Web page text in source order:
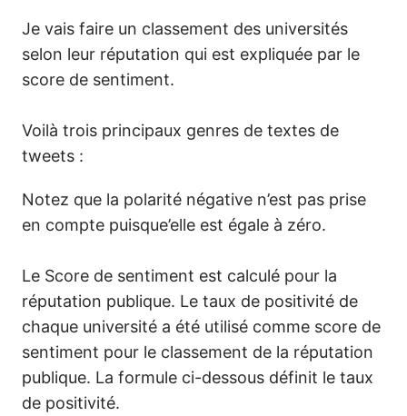
Je vais faire un classement des universités
selon leur réputation qui est expliquée par le
score de sentiment.
Voilà trois principaux genres de textes de
tweets :
Notez que la polarité négative n’est pas prise
en compte puisque’elle est égale à zéro.
Le Score de sentiment est calculé pour la
réputation publique. Le taux de positivité de
chaque université a été utilisé comme score de
sentiment pour le classement de la réputation
publique. La formule ci-dessous définit le taux
de positivité.